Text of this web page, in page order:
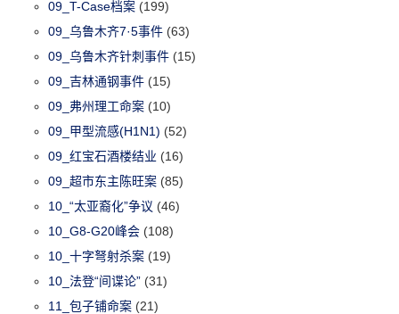
09_T-Case档案 (199)
09_乌鲁木齐7·5事件 (63)
09_乌鲁木齐针刺事件 (15)
09_吉林通钢事件 (15)
09_弗州理工命案 (10)
09_甲型流感(H1N1) (52)
09_红宝石酒楼结业 (16)
09_超市东主陈旺案 (85)
10_“太亚裔化”争议 (46)
10_G8-G20峰会 (108)
10_十字弩射杀案 (19)
10_法登“间谍论” (31)
11_包子铺命案 (21)